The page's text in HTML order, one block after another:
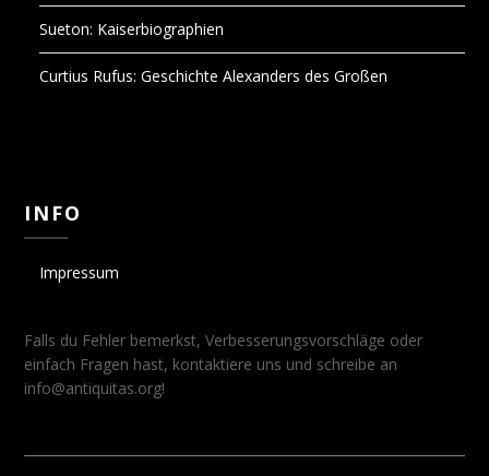
Sueton: Kaiserbiographien
Curtius Rufus: Geschichte Alexanders des Großen
INFO
Impressum
Falls du Fehler bemerkst, Verbesserungsvorschläge oder
einfach Fragen hast, kontaktiere uns und schreibe an
info@antiquitas.org!